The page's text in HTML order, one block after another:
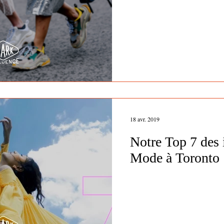
Notre Top 7 des
Mode à Toronto
18 avr. 2019